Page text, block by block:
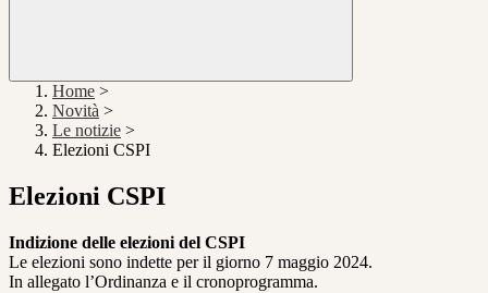
Home >
Novità >
Le notizie >
Elezioni CSPI
Elezioni CSPI
Indizione delle elezioni del CSPI
Le elezioni sono indette per il giorno 7 maggio 2024.
In allegato l’Ordinanza e il cronoprogramma.